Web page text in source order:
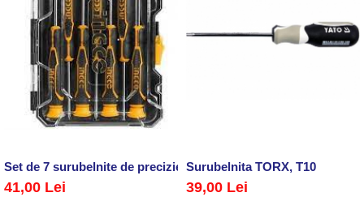
Set de 7 surubelnite de precizie
41,00 Lei
Surubelnita TORX, T10
39,00 Lei